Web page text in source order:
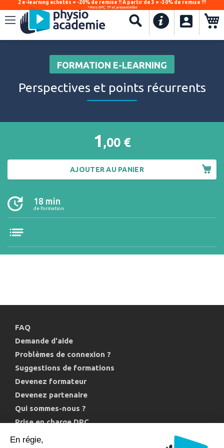
Recherche
2 e-learning achetés = -20% de remise !! À partir de 3 = -30% de remise !!!
*Hors DPC, TP et présentielles
.
FORMATION E-LEARNING
Perspectives et points récurrents
18 min
de formation
1 ,00 €
AJOUTER AU PANIER
FAQ
Demande d'aide
Problèmes de connexion ?
Suggestions de formations
Devenez formateur
Devenez partenaire
Qui sommes-nous ?
Prise en charge DPC
Politique de confidentialité et cookies
En régie,